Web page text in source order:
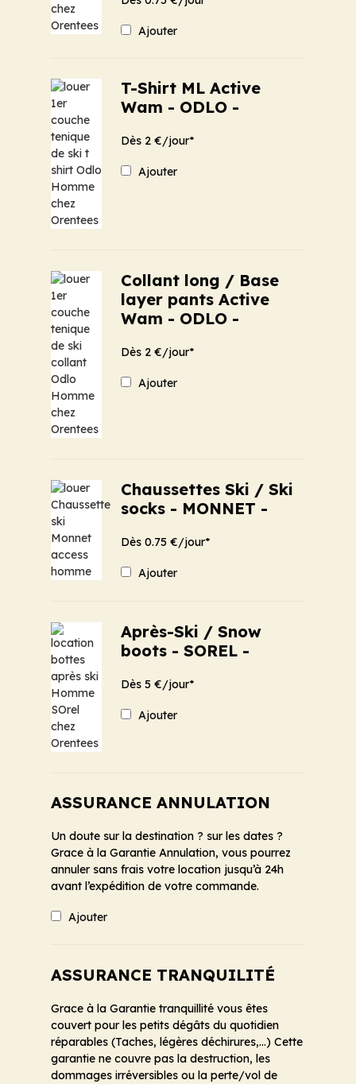
Ajouter
T-Shirt ML Active
Wam - ODLO -
Dès 2 €/jour*
Ajouter
Collant long / Base
layer pants Active
Wam - ODLO -
Dès 2 €/jour*
Ajouter
Chaussettes Ski / Ski
socks - MONNET -
Dès 0.75 €/jour*
Ajouter
Après-Ski / Snow
boots - SOREL -
Dès 5 €/jour*
Ajouter
ASSURANCE ANNULATION
Un doute sur la destination ? sur les dates ?
Grace à la Garantie Annulation, vous pourrez
annuler sans frais votre location jusqu’à 24h
avant l’expédition de votre commande.
Ajouter
ASSURANCE TRANQUILITÉ
Grace à la Garantie tranquillité vous êtes
couvert pour les petits dégâts du quotidien
réparables (Taches, légères déchirures,...) Cette
garantie ne couvre pas la destruction, les
dommages irréversibles ou la perte/vol de